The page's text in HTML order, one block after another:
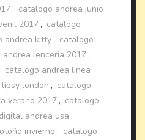
, catalogo andrea junio
2017 , catalogo
andrea kitty , catalogo
andrea lenceria 2017 ,
catalogo andrea linea
london , catalogo
verano 2017 , catalogo
andrea usa ,
invierno , catalogo